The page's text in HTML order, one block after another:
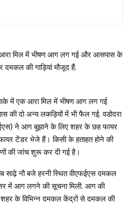
आरा मिल में भीषण आग लग गई और आसपास के
की गाड़ियां मौजूद हैं.
में एक आरा मिल में भीषण आग लग गई
की दो अन्य लकड़ियों में भी फैल गई. वडोदरा
ने आग बुझाने के लिए शहर के छह फायर
टेंडर भेजे हैं। किसी के हताहत होने की
की जांच शुरू कर दी गई है।
साढ़े नौ बजे हरनी स्थित वीएफईएस दमकल
में आग लगने की सूचना मिली. आग की
शहर के विभिन्न दमकल केंद्रों से दमकल की